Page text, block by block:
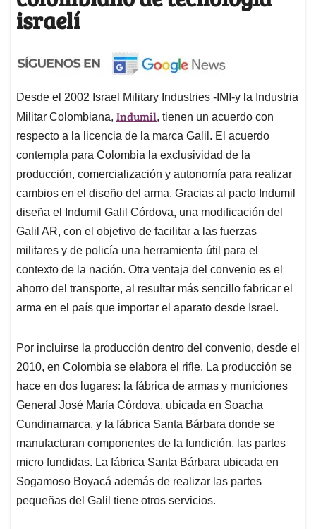
israelí
Desde el 2002 Israel Military Industries -IMI-y la Industria
Militar Colombiana, Indumil, tienen un acuerdo con
respecto a la licencia de la marca Galil. El acuerdo
contempla para Colombia la exclusividad de la
producción, comercialización y autonomía para realizar
cambios en el diseño del arma. Gracias al pacto Indumil
diseña el Indumil Galil Córdova, una modificación del
Galil AR, con el objetivo de facilitar a las fuerzas
militares y de policía una herramienta útil para el
contexto de la nación. Otra ventaja del convenio es el
ahorro del transporte, al resultar más sencillo fabricar el
arma en el país que importar el aparato desde Israel.
Por incluirse la producción dentro del convenio, desde el
2010, en Colombia se elabora el rifle. La producción se
hace en dos lugares: la fábrica de armas y municiones
General José María Córdova, ubicada en Soacha
Cundinamarca, y la fábrica Santa Bárbara donde se
manufacturan componentes de la fundición, las partes
micro fundidas. La fábrica Santa Bárbara ubicada en
Sogamoso Boyacá además de realizar las partes
pequeñas del Galil tiene otros servicios.